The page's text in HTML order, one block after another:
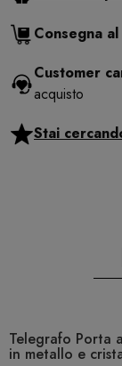
Consegna
Customer
acquisto
Stai
Telegrafo Porta
in metallo e